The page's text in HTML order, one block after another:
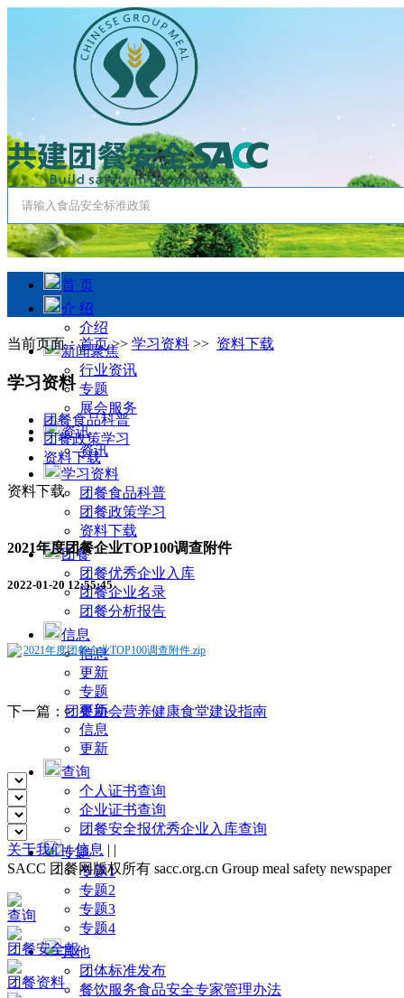
首 页
介 绍
介绍
新闻聚焦
行业资讯
专题
展会服务
资讯
资讯
学习资料
团餐食品科普
团餐政策学习
资料下载
团餐
团餐优秀企业入库
团餐企业名录
团餐分析报告
信息
信息
更新
专题
更新
信息
更新
查询
个人证书查询
企业证书查询
团餐安全报优秀企业入库查询
专题
专题1
专题2
专题3
专题4
其他
团体标准发布
餐饮服务食品安全专家管理办法
当前页面：首页>> 学习资料 >> 资料下载
学习资料
团餐食品科普
团餐政策学习
资料下载
资料下载
2021年度团餐企业TOP100调查附件
2022-01-20 12:55:45
2021年度团餐企业TOP100调查附件.zip
下一篇：团餐协会营养健康食堂建设指南
关于我们|信息 | |
SACC 团餐网版权所有 sacc.org.cn Group meal safety newspaper
查询
团餐安全報
团餐资料